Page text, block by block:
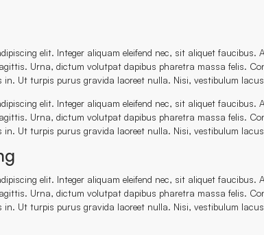
elit. Integer aliquam eleifend nec, sit aliquet
Urna, dictum volutpat dapibus pharetra massa felis.
in. Ut turpis purus gravida laoreet nulla. Nisi, vestibulum
elit. Integer aliquam eleifend nec, sit aliquet
Urna, dictum volutpat dapibus pharetra massa felis.
in. Ut turpis purus gravida laoreet nulla. Nisi, vestibulum
elit. Integer aliquam eleifend nec, sit aliquet
Urna, dictum volutpat dapibus pharetra massa felis.
in. Ut turpis purus gravida laoreet nulla. Nisi, vestibulum